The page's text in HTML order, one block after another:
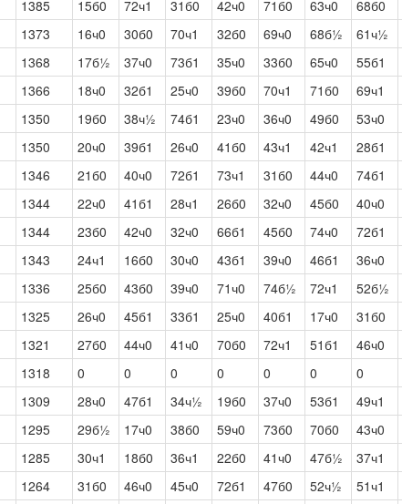
1385 15б0 72ч1 31б0 42ч0 71б0 63ч0 68б0
1373 16ч0 30б0 70ч1 32б0 69ч0 68б½ 61ч½
1368 17б½ 37ч0 73б1 35ч0 33б0 65ч0 55б1
1366 18ч0 32б1 25ч0 39б0 70ч1 71б0 69ч1
1350 19б0 38ч½ 74б1 23ч0 36ч0 49б0 53ч0
1350 20ч0 39б1 26ч0 41б0 43ч1 42ч1 28б1
1346 21б0 40ч0 72б1 73ч1 31б0 44ч0 74б1
1344 22ч0 41б1 28ч1 26б0 32ч0 45б0 40ч0
1344 23б0 42ч0 32ч0 66б1 45б0 74ч0 72б1
1343 24ч1 16б0 30ч0 43б1 39ч0 46б1 36ч0
1336 25б0 43б0 39ч0 71ч0 74б½ 72ч1 52б½
1325 26ч0 45б1 33б1 25ч0 40б1 17ч0 31б0
1321 27б0 44ч0 41ч0 70б0 72ч1 51б1 46ч0
1318 0 0 0 0 0 0 0
1309 28ч0 47б1 34ч½ 19б0 37ч0 53б1 49ч1
1295 29б½ 17ч0 38б0 59ч0 73б0 70б0 43ч0
1285 30ч1 18б0 36ч1 22б0 41ч0 47б½ 37ч1
1264 31б0 46ч0 45ч0 72б1 47б0 52ч½ 51ч1